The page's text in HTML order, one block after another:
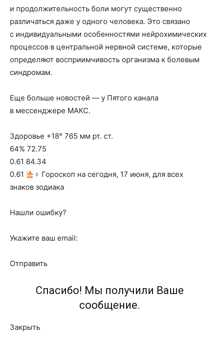
и продолжительность боли могут существенно
различаться даже у одного человека. Это связано
с индивидуальными особенностями нейрохимических
процессов в центральной нервной системе, которые
определяют восприимчивость организма к болевым
синдромам.
Еще больше новостей — у Пятого канала
в мессенджере МАКС.
Здоровье +18° 765 мм рт. ст.
64% 72.75
0.61 84.34
0.61
‍♀ Гороскоп на сегодня, 17 июня, для всех
знаков зодиака
Нашли ошибку?
Укажите ваш email:
Отправить
Спасибо! Мы получили Ваше
сообщение.
Закрыть